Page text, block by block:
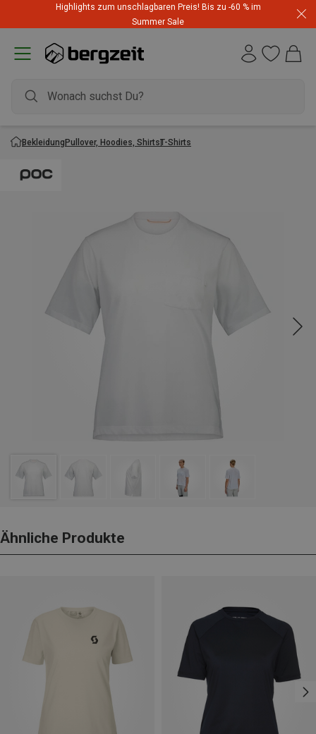
Highlights zum unschlagbaren Preis! Bis zu -60 % im
Summer Sale
BekleidungPullover, Hoodies, ShirtsT-Shirts
Ähnliche Produkte